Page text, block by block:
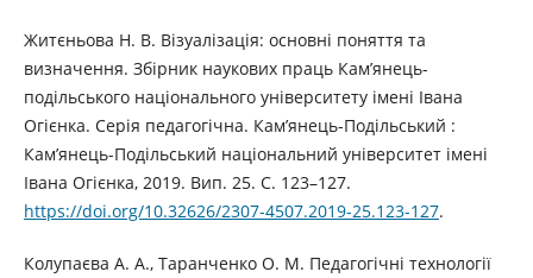
Житєньова Н. В. Візуалізація: основні поняття та
визначення. Збірник наукових праць Кам’янець-
подільського національного університету імені Івана
Огієнка. Серія педагогічна. Кам’янець-Подільський :
Кам’янець-Подільський національний університет імені
Івана Огієнка, 2019. Вип. 25. С. 123–127.
https://doi.org/10.32626/2307-4507.2019-25.123-127.
Колупаєва А. А., Таранченко О. М. Педагогічні технології